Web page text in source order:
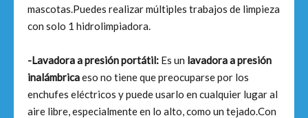
mascotas.Puedes realizar múltiples trabajos de limpieza
con solo 1 hidrolimpiadora.
-Lavadora a presión portátil: Es un lavadora a presión
inalámbricaeso no tiene que preocuparse por los
enchufes eléctricos y puede usarlo en cualquier lugar al
aire libre, especialmente en lo alto, como un tejado.Con